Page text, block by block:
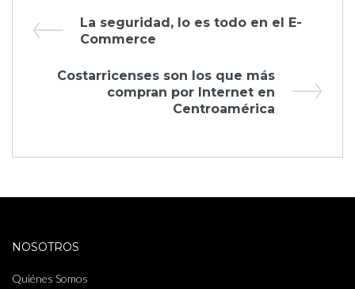
Navegación
de
entradas
Previous
Post
La seguridad, lo es todo en el E-
Commerce
Next
Costarricenses son los que más
compran por Internet en
Centroamérica
NOSOTROS
Quiénes Somos